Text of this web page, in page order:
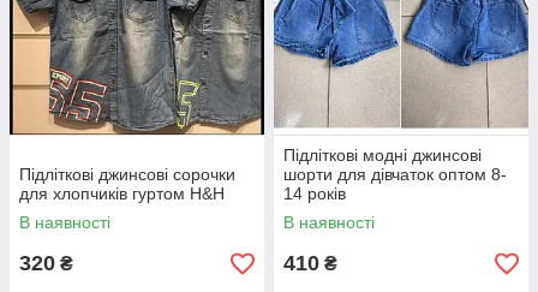
Підліткові джинсові сорочки
для хлопчиків гуртом Н&Н
В наявності
320 ₴
Підліткові модні джинсові
шорти для дівчаток оптом 8-
14 років
В наявності
410 ₴